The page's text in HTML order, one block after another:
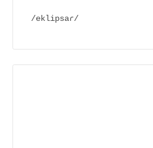
/eklipsaɾ/